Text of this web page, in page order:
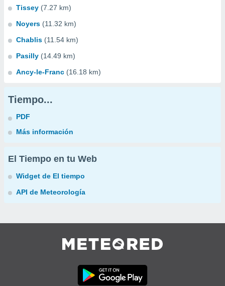
Tissey (7.27 km)
Noyers (11.32 km)
Chablis (11.54 km)
Pasilly (14.49 km)
Ancy-le-Franc (16.18 km)
Tiempo...
PDF
Más información
El Tiempo en tu Web
Widget de El tiempo
API de Meteorología